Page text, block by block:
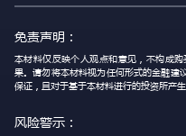
免责声明：
本材料仅反映个人观点和意见，不构成
果。请勿将本材料视为任何形式的金融建
保证，且对于基于本材料进行的投资所产
风险警示：